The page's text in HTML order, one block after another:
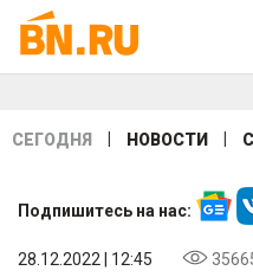
СЕГОДНЯ НОВОСТИ
Подпишитесь на нас:
28.12.2022 | 12:45